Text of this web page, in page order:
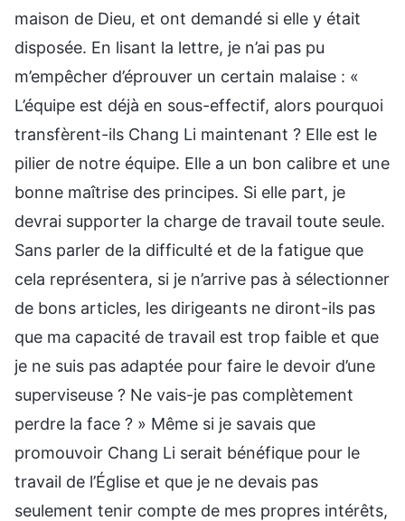
maison de Dieu, et ont demandé si elle y était
disposée. En lisant la lettre, je n’ai pas pu
m’empêcher d’éprouver un certain malaise : «
L’équipe est déjà en sous-effectif, alors pourquoi
transfèrent-ils Chang Li maintenant ? Elle est le
pilier de notre équipe. Elle a un bon calibre et une
bonne maîtrise des principes. Si elle part, je
devrai supporter la charge de travail toute seule.
Sans parler de la difficulté et de la fatigue que
cela représentera, si je n’arrive pas à sélectionner
de bons articles, les dirigeants ne diront-ils pas
que ma capacité de travail est trop faible et que
je ne suis pas adaptée pour faire le devoir d’une
superviseuse ? Ne vais-je pas complètement
perdre la face ? » Même si je savais que
promouvoir Chang Li serait bénéfique pour le
travail de l’Église et que je ne devais pas
seulement tenir compte de mes propres intérêts,